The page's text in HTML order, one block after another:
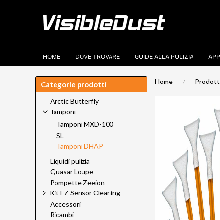
HOME DOVE TROVARE GUIDE ALLA PULIZIA
Home
Categorie prodotti
Arctic Butterfly
Tamponi
Tamponi MXD-100
SL
Tamponi DHAP
Liquidi pulizia
Quasar Loupe
Pompette Zeeion
Kit EZ Sensor Cleaning
Accessori
Ricambi